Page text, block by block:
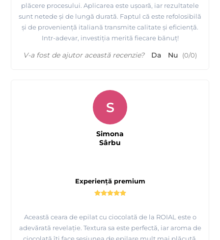
plăcere procesului. Aplicarea este ușoară, iar rezultatele
sunt netede și de lungă durată. Faptul că este refolosibilă
și de proveniență italiană transmite calitate și eficiență.
Intr-adevar, investiția merită fiecare bănuț!
V-a fost de ajutor această recenzie? Da Nu (0/0)
Experiență premium
Această ceara de epilat cu ciocolată de la ROIAL este o
adevărată revelație. Textura sa este perfectă, iar aroma de
S
Simona
Sârbu